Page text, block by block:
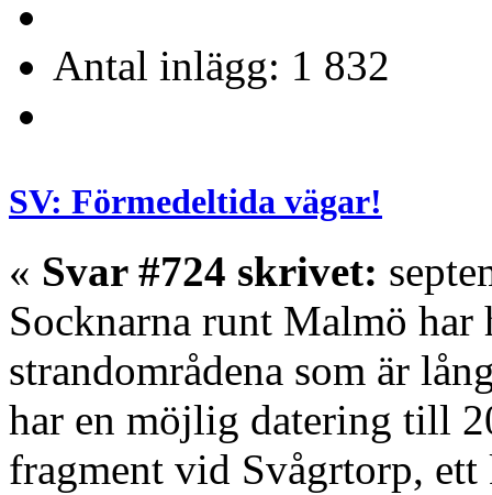
Antal inlägg: 1 832
SV: Förmedeltida vägar!
« Svar #724 skrivet:
Socknarna runt Malmö
strandområdena som är
har en möjlig datering till
fragment vid Svågrtorp,